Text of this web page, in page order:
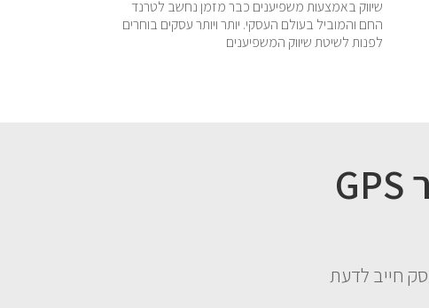
שיווק באמצעות משפיענים כבר מזמן נחשב לטרנד
החם והמוביל בעולם העסקי. יותר ויותר עסקים בוחרים
לפנות לשיטת שיווק המשפיענים
קבלו במתנה 3 פרקים מהספר GPS